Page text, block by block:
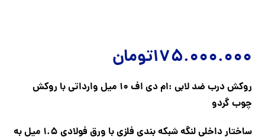
175.000.000تومان
روکش درب ضد لابی :ام دی اف 10 میل وارداتی با روکش
چوب گردو
ساختار داخلی لنگه شبکه بندی فلزی با ورق فولادی 1.5 میل به